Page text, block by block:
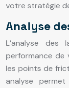
votre stratégie
Analyse
L’analyse des
performance de
les points de
analyse